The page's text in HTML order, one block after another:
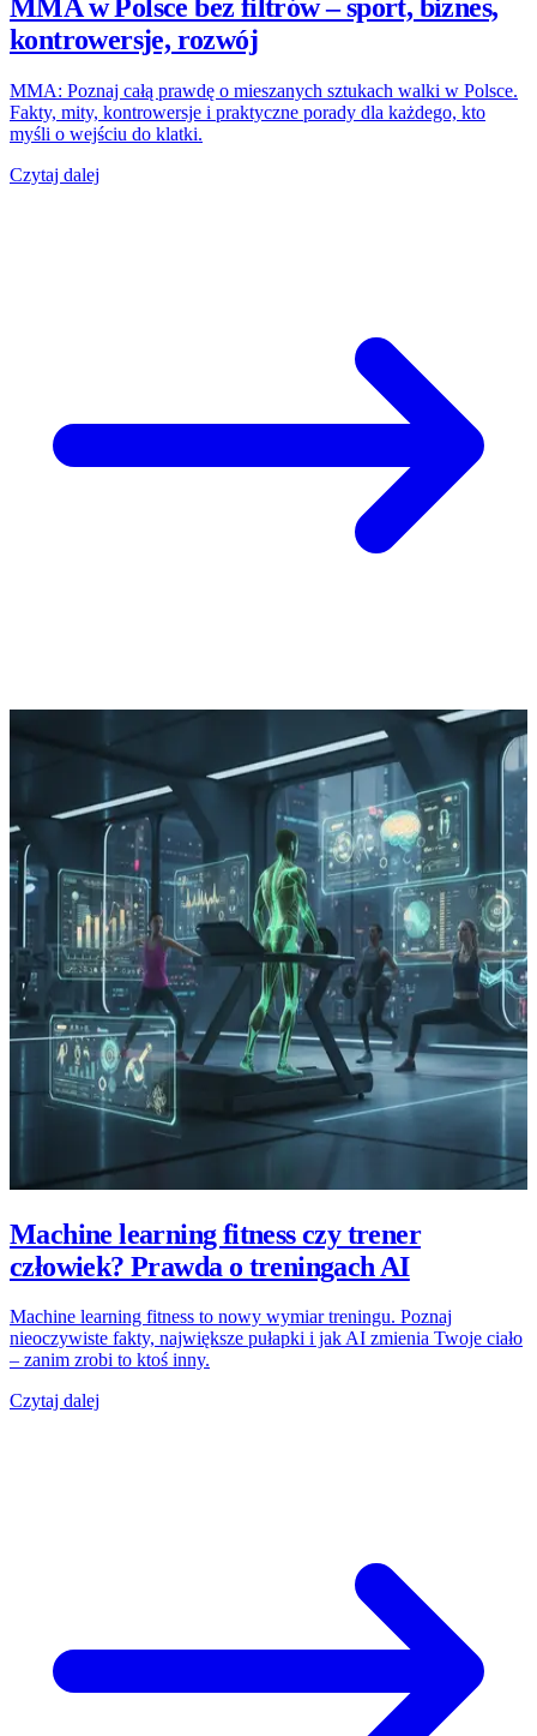
MMA w Polsce bez filtrów – sport, biznes,
kontrowersje, rozwój
MMA: Poznaj całą prawdę o mieszanych sztukach walki w Polsce.
Fakty, mity, kontrowersje i praktyczne porady dla każdego, kto
myśli o wejściu do klatki.
Czytaj dalej
Machine learning fitness czy trener
człowiek? Prawda o treningach AI
Machine learning fitness to nowy wymiar treningu. Poznaj
nieoczywiste fakty, największe pułapki i jak AI zmienia Twoje ciało
– zanim zrobi to ktoś inny.
Czytaj dalej